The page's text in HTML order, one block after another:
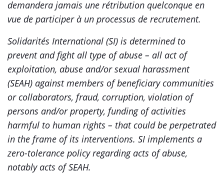
demandera jamais une rétribution quelconque en
vue de participer à un processus de recrutement.
Solidarités International (SI) is determined to
prevent and fight all type of abuse – all act of
exploitation, abuse and/or sexual harassment
(SEAH) against members of beneficiary communities
or collaborators, fraud, corruption, violation of
persons and/or property, funding of activities
harmful to human rights – that could be perpetrated
in the frame of its interventions. SI implements a
zero-tolerance policy regarding acts of abuse,
notably acts of SEAH.